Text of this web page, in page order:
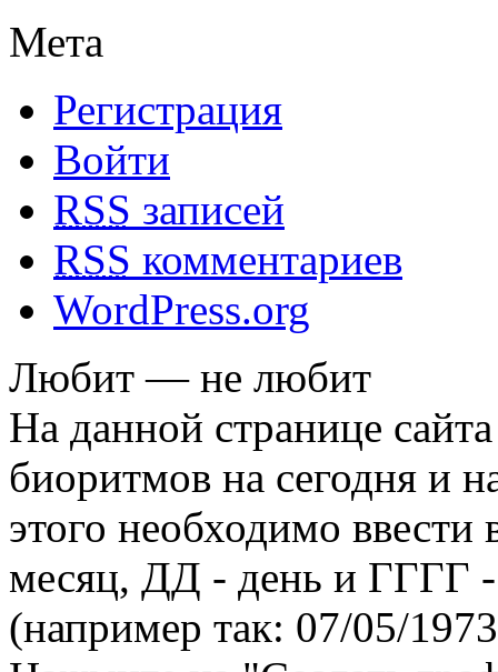
Мета
Регистрация
Войти
RSS записей
RSS комментариев
WordPress.org
Любит — не любит
На данной странице
биоритмов на сегодня и
этого необходимо
месяц, ДД - день и ГГГГ -
(например так: 07/05/